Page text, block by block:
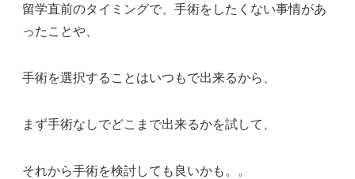
留学直前のタイミングで、手術をしたくない事情があ
ったことや、
手術を選択することはいつもで出来るから、
まず手術なしでどこまで出来るかを試して、
それから手術を検討しても良いかも。。